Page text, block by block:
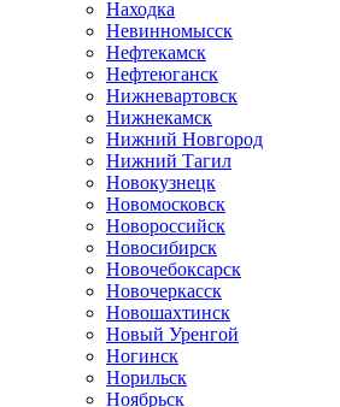
Находка
Невинномысск
Нефтекамск
Нефтеюганск
Нижневартовск
Нижнекамск
Нижний Новгород
Нижний Тагил
Новокузнецк
Новомосковск
Новороссийск
Новосибирск
Новочебоксарск
Новочеркасск
Новошахтинск
Новый Уренгой
Ногинск
Норильск
Ноябрьск